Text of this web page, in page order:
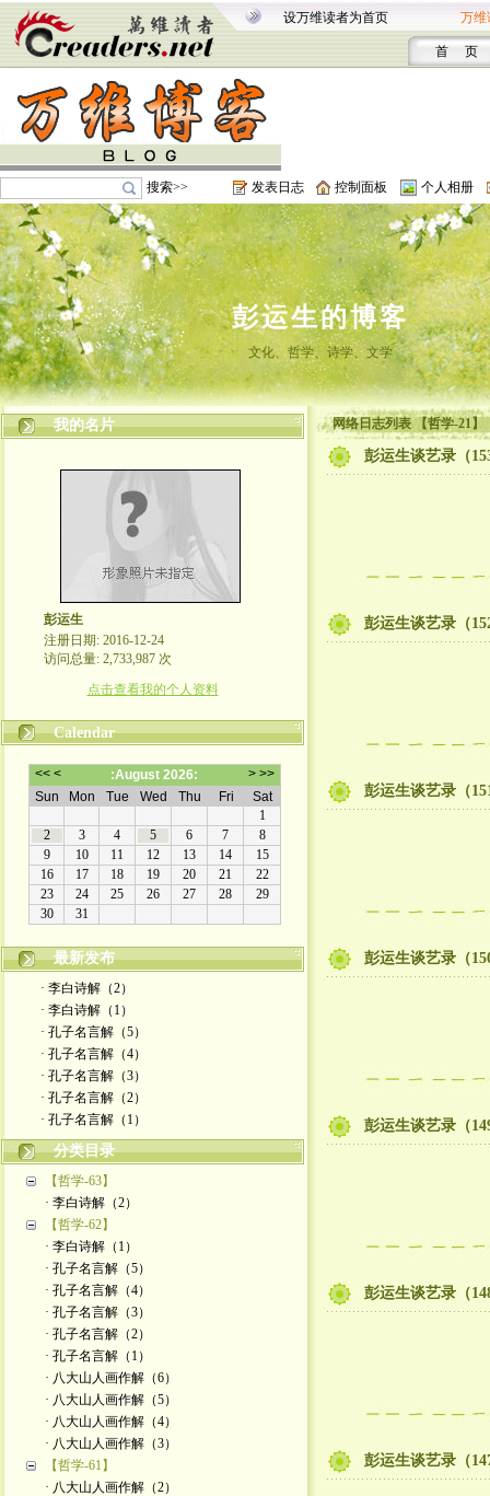
设万维读者为首页 万维
首 页
搜索>> 发表日志 控制面板 个人相册
彭运生的博客
文化、哲学、诗学、文学
我的名片
彭运生
注册日期: 2016-12-24
访问总量: 2,733,987 次
点击查看我的个人资料
Calendar
最新发布
· 李白诗解（2）
· 李白诗解（1）
· 孔子名言解（5）
· 孔子名言解（4）
· 孔子名言解（3）
· 孔子名言解（2）
· 孔子名言解（1）
分类目录
【哲学-63】
· 李白诗解（2）
【哲学-62】
· 李白诗解（1）
· 孔子名言解（5）
· 孔子名言解（4）
· 孔子名言解（3）
· 孔子名言解（2）
· 孔子名言解（1）
· 八大山人画作解（6）
· 八大山人画作解（5）
· 八大山人画作解（4）
· 八大山人画作解（3）
【哲学-61】
· 八大山人画作解（2）
网络日志列表 【哲学-21】
彭运生谈艺录（
彭运生谈艺录（
彭运生谈艺录（
彭运生谈艺录（
彭运生谈艺录（
彭运生谈艺录（
彭运生谈艺录（